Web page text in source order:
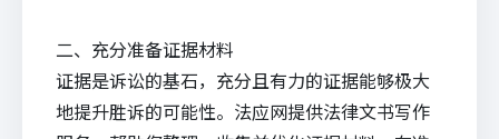
二、充分准备证据材料
证据是诉讼的基石，充分且有力的证据能够极大
地提升胜诉的可能性。法应网提供法律文书写作